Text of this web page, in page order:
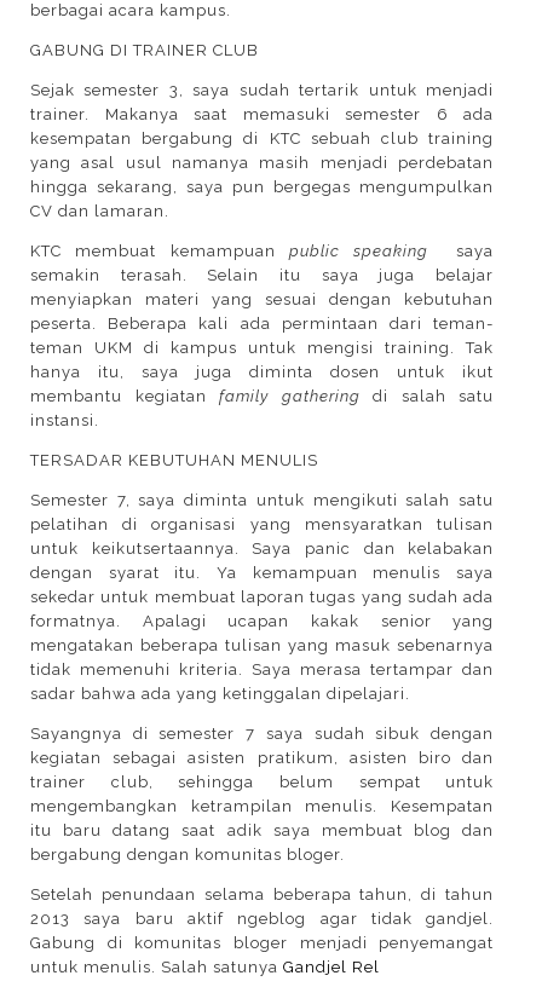
berbagai acara kampus.
GABUNG DI TRAINER CLUB
Sejak semester 3, saya sudah tertarik untuk menjadi
trainer. Makanya saat memasuki semester 6 ada
kesempatan bergabung di KTC sebuah club training
yang asal usul namanya masih menjadi perdebatan
hingga sekarang, saya pun bergegas mengumpulkan
CV dan lamaran.
KTC membuat kemampuanpublic speaking
saya
semakin terasah. Selain itu saya juga belajar
menyiapkan materi yang sesuai dengan kebutuhan
peserta. Beberapa kali ada permintaan dari teman-
teman UKM di kampus untuk mengisi training. Tak
hanya itu, saya juga diminta dosen untuk ikut
membantu kegiatanfamily gathering di salah satu
instansi.
TERSADAR KEBUTUHAN MENULIS
Semester 7, saya diminta untuk mengikuti salah satu
pelatihan di organisasi yang mensyaratkan tulisan
untuk keikutsertaannya. Saya panic dan kelabakan
dengan syarat itu. Ya kemampuan menulis saya
sekedar untuk membuat laporan tugas yang sudah ada
formatnya. Apalagi ucapan kakak senior yang
mengatakan beberapa tulisan yang masuk sebenarnya
tidak memenuhi kriteria. Saya merasa tertampar dan
sadar bahwa ada yang ketinggalan dipelajari.
Sayangnya di semester 7 saya sudah sibuk dengan
kegiatan sebagai asisten pratikum, asisten biro dan
trainer club, sehingga belum sempat untuk
mengembangkan ketrampilan menulis. Kesempatan
itu baru datang saat adik saya membuat blog dan
bergabung dengan komunitas bloger.
Setelah penundaan selama beberapa tahun, di tahun
2013 saya baru aktif ngeblog agar tidak gandjel.
Gabung di komunitas bloger menjadi penyemangat
untuk menulis. Salah satunya Gandjel Rel